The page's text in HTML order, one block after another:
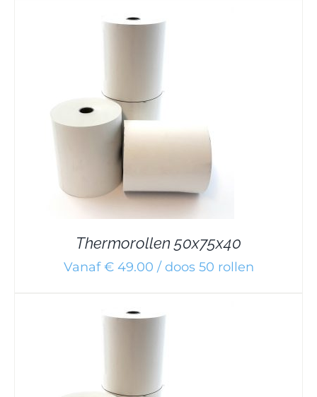
Thermorollen 50x75x40
Vanaf € 49.00 / doos 50 rollen